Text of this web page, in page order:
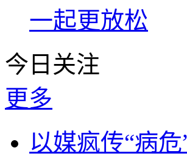
一起更放松
今日关注
更多
以媒疯传“病